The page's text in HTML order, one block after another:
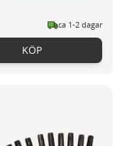
ca 1-2 dagar
KÖP